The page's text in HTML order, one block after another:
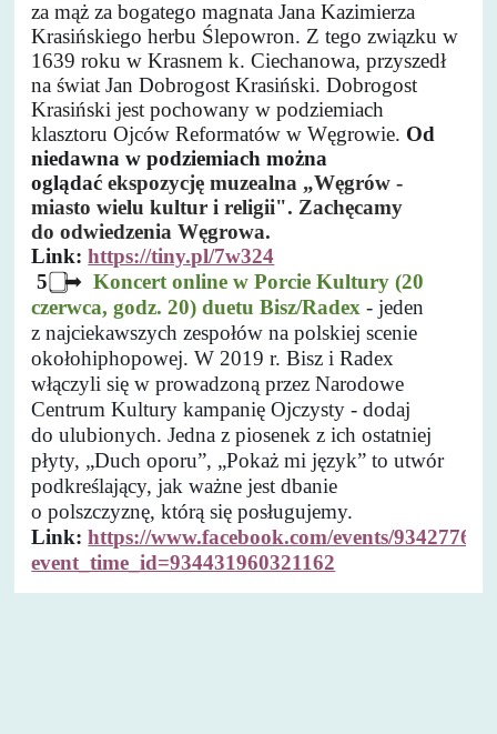
za mąż za bogatego magnata Jana Kazimierza
Krasińskiego herbu Ślepowron. Z tego związku w
1639 roku w Krasnem k. Ciechanowa, przyszedł
na świat Jan Dobrogost Krasiński. Dobrogost
Krasiński jest pochowany w podziemiach
klasztoru Ojców Reformatów w Węgrowie. Od
niedawna w podziemiach można
oglądać ekspozycję muzealna „Węgrów -
miasto wielu kultur i religii". Zachęcamy
do odwiedzenia Węgrowa.
Link: https://tiny.pl/7w324
5
➡ Koncert online w Porcie Kultury (20
czerwca, godz. 20) duetu Bisz/Radex - jeden
z najciekawszych zespołów na polskiej scenie
okołohiphopowej. W 2019 r. Bisz i Radex
włączyli się w prowadzoną przez Narodowe
Centrum Kultury kampanię Ojczysty - dodaj
do ulubionych. Jedna z piosenek z ich ostatniej
płyty, „Duch oporu”, „Pokaż mi język” to utwór
podkreślający, jak ważne jest dbanie
o polszczyznę, którą się posługujemy.
Link: https://www.facebook.com/events/
event_time_id=934431960321162